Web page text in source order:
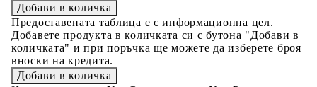
Предоставената таблица е с информационна цел.
Добавете продукта в количката си с бутона "Добави в
количката" и при поръчка ще можете да изберете броя
вноски на кредита.